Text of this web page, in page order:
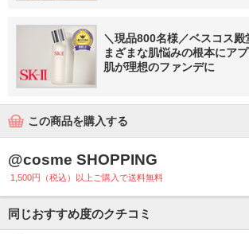
＼現品800名様／ベスコス殿
まざまな肌悩みの根本にア
肌が理想のファンデに
この商品を購入する
@cosme SHOPPING
1,500円（税込）以上ご購入で送料無料
同じおすすめ度のクチコミ